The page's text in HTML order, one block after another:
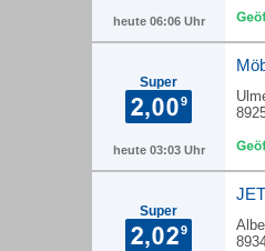
heute 06:06 Uhr
Super
heute 03:03 Uhr
Super
JET